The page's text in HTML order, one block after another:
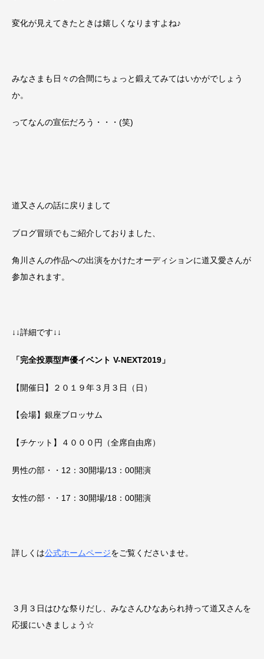
変化が見えてきたときは嬉しくなりますよね♪
みなさまも日々の合間にちょっと鍛えてみてはいかがでしょう
か。
ってなんの宣伝だろう・・・(笑)
道又さんの話に戻りまして
ブログ冒頭でもご紹介しておりました、
角川さんの作品への出演をかけたオーディションに道又愛さんが
参加されます。
↓↓詳細です↓↓
「完全投票型声優イベント V-NEXT2019」
【開催日】２０１９年３月３日（日）
【会場】銀座ブロッサム
【チケット】４０００円（全席自由席）
男性の部・・12：30開場/13：00開演
女性の部・・17：30開場/18：00開演
詳しくは公式ホームページをご覧くださいませ。
３月３日はひな祭りだし、みなさんひなあられ持って道又さんを
応援にいきましょう☆